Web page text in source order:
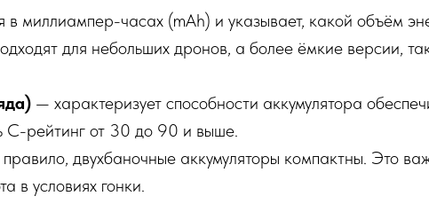
в миллиампер-часах (mAh) и указывает, какой объём
для небольших дронов, а более ёмкие версии,
— характеризует способности аккумулятора
C-рейтинг от 30 до 90 и выше.
двухбаночные аккумуляторы компактны. Это
в условиях гонки.